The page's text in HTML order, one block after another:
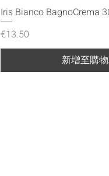
快速瀏覽
Iris Bianco BagnoCrema
價格
€13.50
新增至購